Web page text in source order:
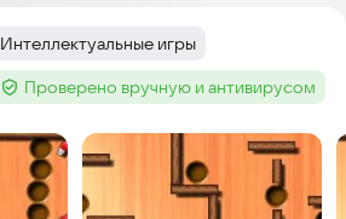
Тег:
Интеллектуальные игры
Тег :Проверено вручную и антивирусом